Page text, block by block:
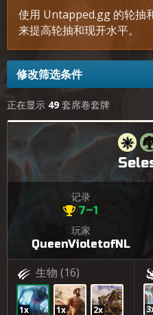
使用 Untapped.gg 的轮抽
来提高轮抽和现开水平。
修改筛选条件
正在显示 49套席卷套牌
记录
7–1
玩家
QueenVioletofNL
生物 (16)
1x 1x 2x